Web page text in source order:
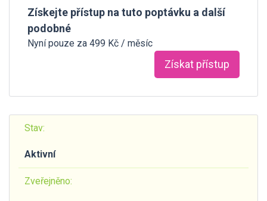
Získejte přístup na tuto poptávku a další
podobné
Nyní pouze za 499 Kč / měsíc
Získat přístup
Stav:
Aktivní
Zveřejněno: